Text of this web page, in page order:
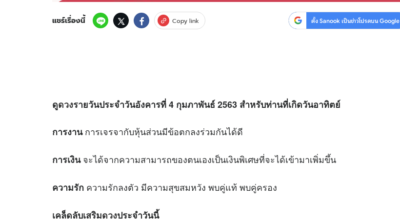
แชร์เรื่องนี้ Copy link ตั้ง Sanook เป็นข่าวโปรดบน Google
ดูดวงรายวันประจำวันอังคารที่ 4 กุมภาพันธ์ 2563 สำหรับท่านที่เกิดวันอาทิตย์
การงานการเจรจากับหุ้นส่วนมีข้อตกลงร่วมกันได้ดี
การเงินจะได้จากความสามารถของตนเองเป็นเงินพิเศษที่จะได้เข้ามาเพิ่มขึ้น
ความรัก ความรักลงตัว มีความสุขสมหวัง พบคู่แท้ พบคู่ครอง
เคล็ดลับเสริมดวงประจำวันนี้